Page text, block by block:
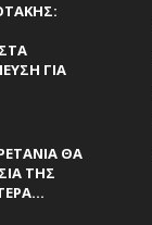
ΓΙΑ
ΘΑ
ΤΗΣ